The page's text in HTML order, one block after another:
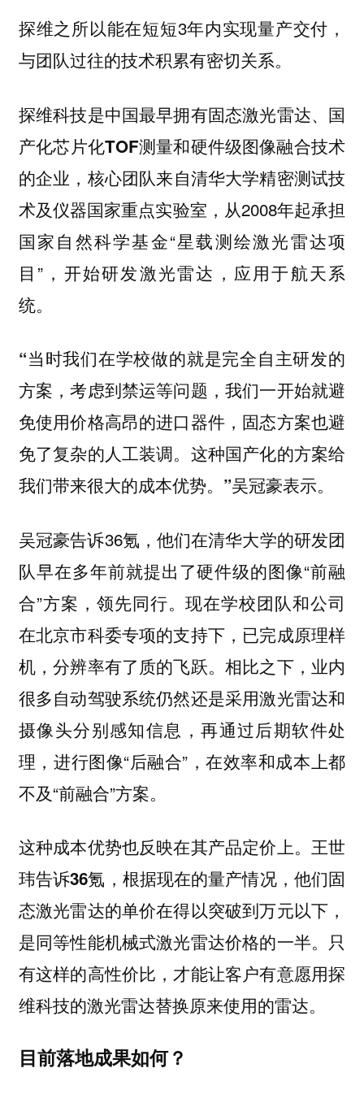
探维之所以能在短短3年内实现量产交付，
与团队过往的技术积累有密切关系。
探维科技是中国最早拥有固态激光雷达、国
产化芯片化TOF测量和硬件级图像融合技术
的企业， 核心团队来自清华大学精密测试技
术及仪器国家重点实验室，从2008年起承担
国家自然科学基金“星载测绘激光雷达项
目”，开始研发激光雷达，应用于航天系
统。
“当时我们在学校做的就是完全自主研发的
方案，考虑到禁运等问题，我们一开始就避
免使用价格高昂的进口器件，固态方案也避
免了复杂的人工装调。这种国产化的方案给
我们带来很大的成本优势。”吴冠豪表示。
吴冠豪告诉36氪，他们在清华大学的研发团
队早在多年前就提出了硬件级的图像“前融
合”方案，领先同行。现在学校团队和公司
在北京市科委专项的支持下，已完成原理样
机，分辨率有了质的飞跃。相比之下，业内
很多自动驾驶系统仍然还是采用激光雷达和
摄像头分别感知信息，再通过后期软件处
理，进行图像“后融合”，在效率和成本上都
不及“前融合”方案。
这种成本优势也反映在其产品定价上。王世
玮告诉36氪，根据现在的量产情况，他们固
态激光雷达的单价在得以突破到万元以下，
是同等性能机械式激光雷达价格的一半。只
有这样的高性价比，才能让客户有意愿用探
维科技的激光雷达替换原来使用的雷达。
目前落地成果如何？